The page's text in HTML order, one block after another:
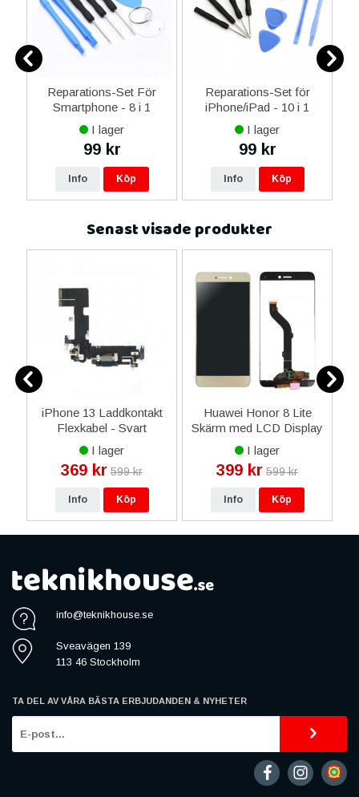
Reparations-Set För
Smartphone - 8 i 1
I lager
99 kr
Info Köp
Reparations-Set för
iPhone/iPad - 10 i 1
I lager
99 kr
Info Köp
Senast visade produkter
iPhone 13 Laddkontakt
Flexkabel - Svart
I lager
369 kr 599 kr
Info Köp
Huawei Honor 8 Lite
Skärm med LCD Display
Glas - Guld
I lager
399 kr 599 kr
Info Köp
info@teknikhouse.se
Sveavägen 139
113 46 Stockholm
TA DEL AV VÅRA BÄSTA ERBJUDANDEN & NYHETER